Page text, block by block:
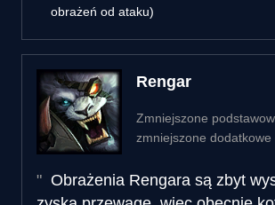
obrażeń od ataku)
Rengar
Zmniejszone
zmniejszone dodatkowe
Obrażenia Rengara są zbyt